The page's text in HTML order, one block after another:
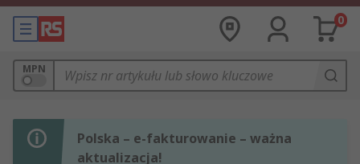
0
MPN
Polska – e-fakturowanie – ważna
aktualizacja!